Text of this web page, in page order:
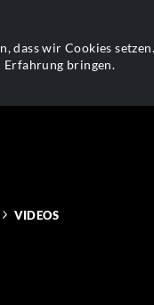
dass wir Cookies
Erfahrung bringen.
VIDEOS